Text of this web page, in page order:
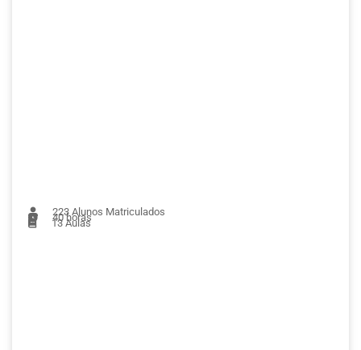
223 Alunos Matriculados
40 horas
13Aulas